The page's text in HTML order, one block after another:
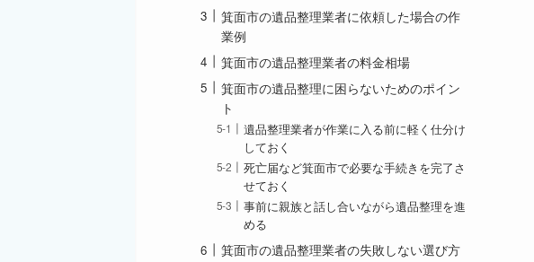
箕面市の遺品整理業者に依頼した場合の作
業例
箕面市の遺品整理業者の料金相場
箕面市の遺品整理に困らないためのポイン
ト
遺品整理業者が作業に入る前に軽く仕分け
しておく
死亡届など箕面市で必要な手続きを完了さ
せておく
事前に親族と話し合いながら遺品整理を進
める
箕面市の遺品整理業者の失敗しない選び方